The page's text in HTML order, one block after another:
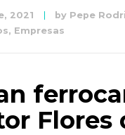
2021 by Pepe
, Empresas
Flores